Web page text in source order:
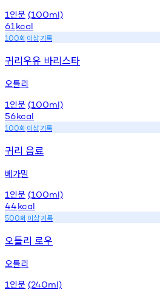
1 인분 (100ml)
61 kcal
100회 이상기록
귀리우유 바리스타
오틀리
1 인분 (100ml)
56kcal
100회 이상기록
귀리 음료
베가밀
1 인분 (100ml)
44kcal
500회 이상기록
오틀리 로우
오틀리
1 인분 (240ml)